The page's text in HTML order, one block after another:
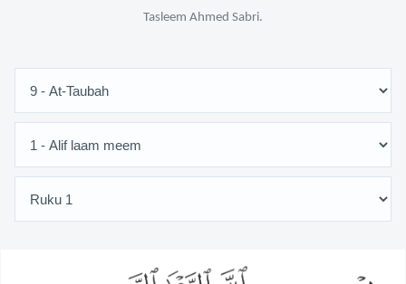
Tasleem Ahmed Sabri.